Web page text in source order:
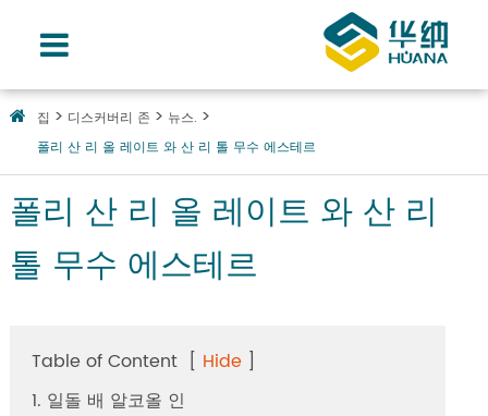
집 디스커버리 존
뉴스.
폴리 산 리 올 레이트 와 산 리 톨 무수 에스테르
폴리 산 리 올 레이트 와 산 리
톨 무수 에스테르
Table of Content [ Hide ]
1. 일돌 배 알코올 인